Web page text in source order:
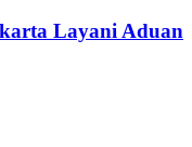
Layani Aduan